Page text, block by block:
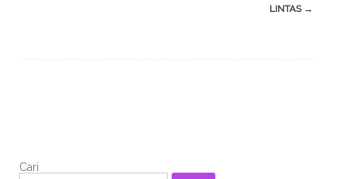
LINTAS →
Cari